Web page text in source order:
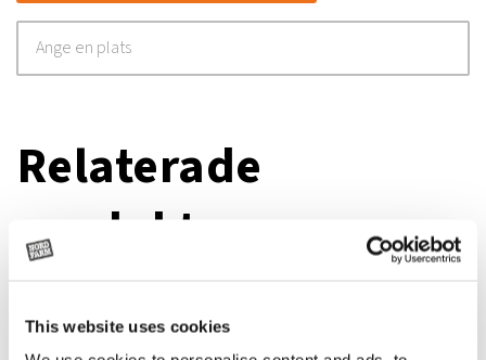
This website uses cookies
Relaterade
produkter